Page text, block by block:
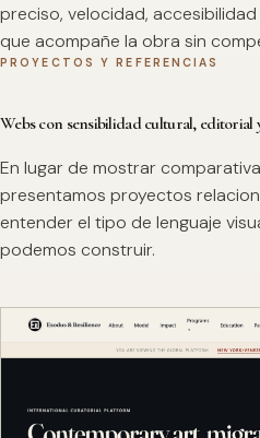
preciso, velocidad,
que acompañe la obra sin
PROYECTOS Y REFERENCIAS
Webs con sensibilidad cultural, editorial
En lugar de mostrar
presentamos proyectos
entender el tipo de lenguaje
podemos construir.